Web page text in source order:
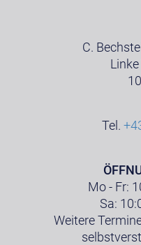
C.
Tel.
Mo - Fr:
Sa:
Weitere